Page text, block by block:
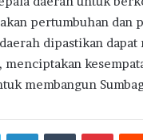
pertumbuhan dan
dipastikan
menciptakan
membangun
TwitterLinkedInTumblr